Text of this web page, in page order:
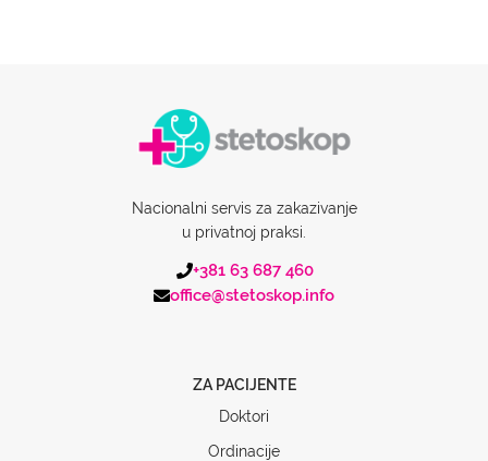
Nacionalni servis za zakazivanje
u privatnoj praksi.
+381 63 687 460
office@stetoskop.info
ZA PACIJENTE
Doktori
Ordinacije